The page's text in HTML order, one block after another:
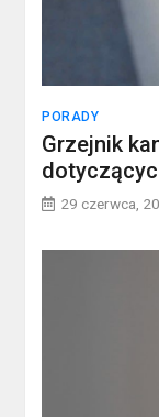
PORADY
Grzejnik
29 czerwca,